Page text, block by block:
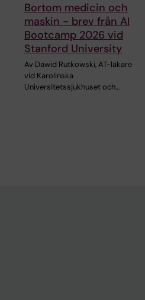
Bortom medicin och
maskin - brev från AI
Bootcamp 2026 vid
Stanford University
Av Dawid Rutkowski, AT-läkare
vid Karolinska
Universitetssjukhuset och…